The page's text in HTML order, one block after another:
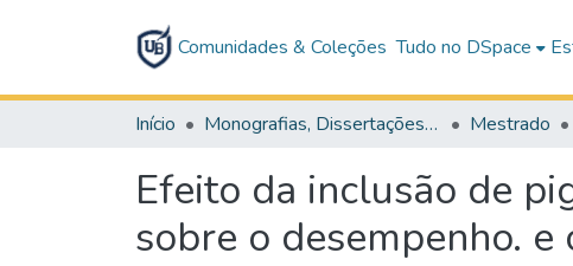
Comunidades & Coleções Tudo no DSpace
Início Monografias, Dissertações e Teses Mestrado
Efeito da inclusão de
sobre o desempenho.